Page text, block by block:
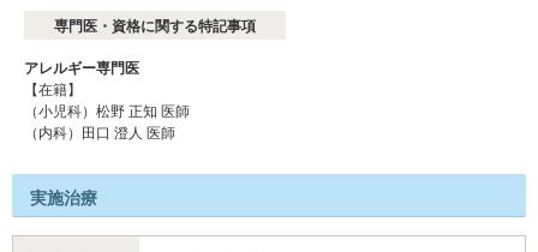
専門医・資格に関する特記事項
アレルギー専門医
【在籍】
（小児科）松野 正知 医師
（内科）田口 澄人 医師
実施治療